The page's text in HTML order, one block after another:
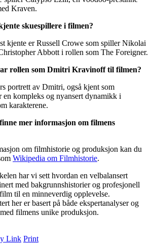
Kraven.
skuespillere i filmen?
kjente er Russell Crowe som spiller Nikolai
Abbott i rollen som The Foreigner.
rollen som Dmitri Kravinoff til filmen?
portrett av Dmitri, også kjent som
en kompleks og nyansert dynamikk i
karakterene.
mer informasjon om filmens
om filmhistorie og produksjon kan du
Wikipedia om Filmhistorie.
har vi sett hvordan en velbalansert
med bakgrunnshistorier og profesjonell
til en minneverdig opplevelse.
her er basert på både ekspertanalyser og
filmens unike produksjon.
Link Print